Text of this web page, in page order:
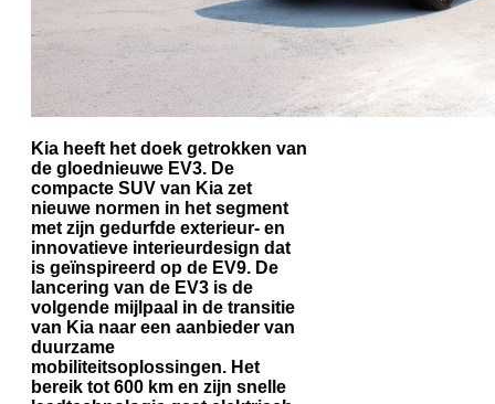
Kia heeft het doek getrokken van
de gloednieuwe EV3. De
compacte SUV van Kia zet
nieuwe normen in het segment
met zijn gedurfde exterieur- en
innovatieve interieurdesign dat
is geïnspireerd op de EV9. De
lancering van de EV3 is de
volgende mijlpaal in de transitie
van Kia naar een aanbieder van
duurzame
mobiliteitsoplossingen. Het
bereik tot 600 km en zijn snelle